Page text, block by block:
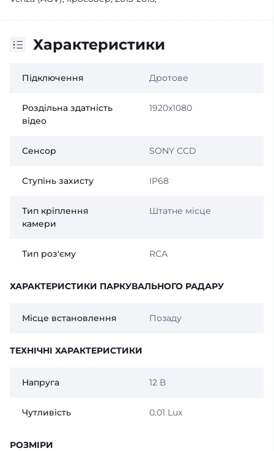
Характеристики
Підключення Дротове
Роздільна здатність
відео
1920х1080
Сенсор SONY CCD
Ступінь захисту IP68
Тип кріплення
камери
Штатне місце
Тип роз'єму RCA
ХАРАКТЕРИСТИКИ ПАРКУВАЛЬНОГО РАДАРУ
Місце встановлення Позаду
ТЕХНІЧНІ ХАРАКТЕРИСТИКИ
Напруга 12 В
Чутливість 0.01 Lux
РОЗМІРИ